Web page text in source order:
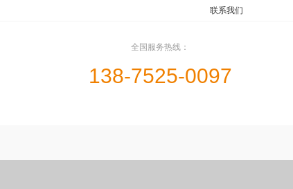
联系我们
全国服务热线：
138-7525-0097